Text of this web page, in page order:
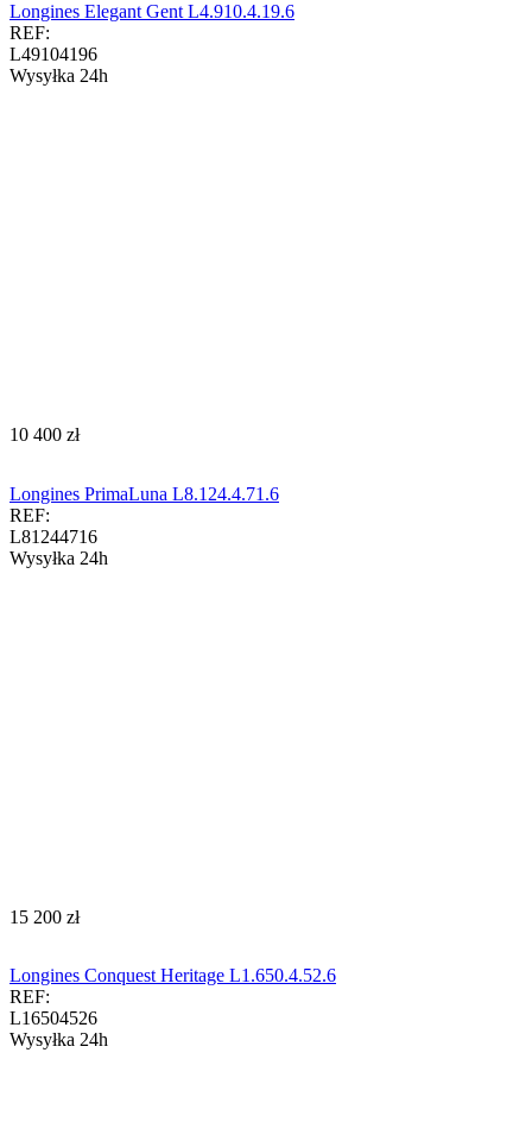
Longines Elegant Gent L4.910.4.19.6
REF:
L49104196
Wysyłka 24h
‍10 400‍ zł
Longines PrimaLuna L8.124.4.71.6
REF:
L81244716
Wysyłka 24h
‍15 200‍ zł
Longines Conquest Heritage L1.650.4.52.6
REF:
L16504526
Wysyłka 24h